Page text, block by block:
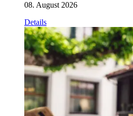
08. August 2026
Details